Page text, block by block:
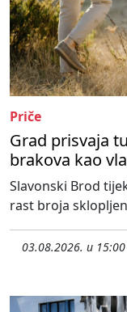
Priče
Grad prisvaja
brakova kao
Slavonski Brod
rast broja
03.08.2026. u 15:00